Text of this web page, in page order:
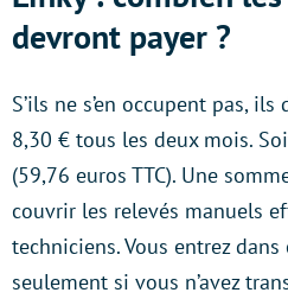
devront payer ?
S’ils ne s’en occupent pas,
8,30 € tous les deux mois.
(59,76 euros TTC). Une
couvrir les relevés manuels
techniciens. Vous entrez
seulement si vous n’avez